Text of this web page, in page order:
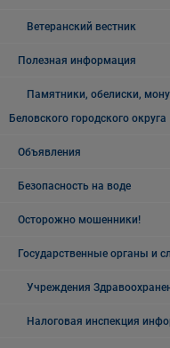
Ветеранский вестник
Полезная информация
Памятники, обелиски,
Беловского городского округа
Объявления
Безопасность на воде
Осторожно мошенники!
Государственные органы и
Учреждения
Налоговая инспекция